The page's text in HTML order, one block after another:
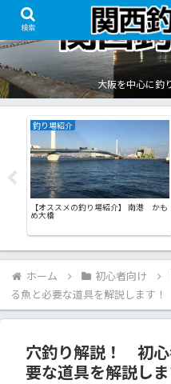
大阪を中心に釣
釣り場紹介
【オススメの釣り場紹介】 南港 かも
め大橋
ホーム 初心者向け
る魚と必要な道具を解説します！
穴釣り解説！ 初心
要な道具を解説しま
検索